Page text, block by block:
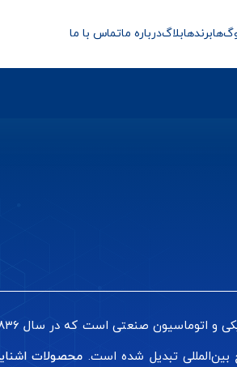
برندهابلاگدرباره ماتماس با ما
بین‌المللی تبدیل شده است. محصولات